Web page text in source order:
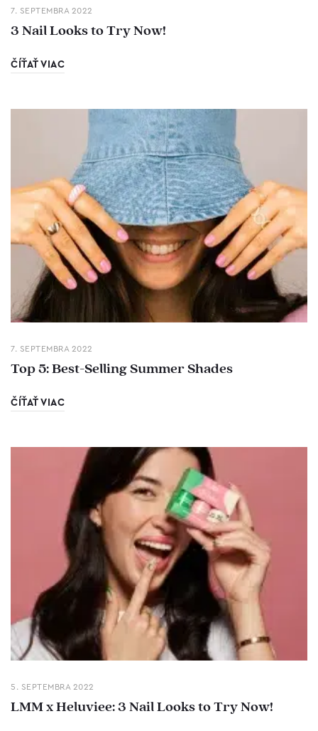
7. SEPTEMBRA 2022
3 Nail Looks to Try Now!
ČÍŤAŤ VIAC
7. SEPTEMBRA 2022
Top 5: Best-Selling Summer Shades
ČÍŤAŤ VIAC
5. SEPTEMBRA 2022
LMM x Heluviee: 3 Nail Looks to Try Now!